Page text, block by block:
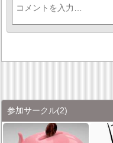
参加サークル(2)